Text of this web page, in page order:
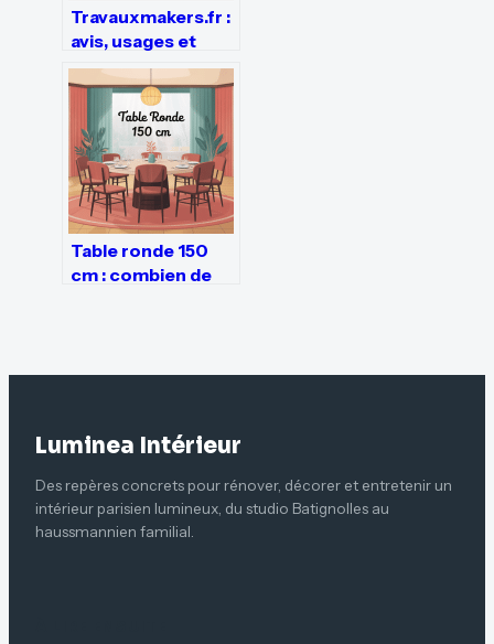
Travauxmakers.fr :
avis, usages et
alternatives pour
réussir vos
travaux
Table ronde 150
cm : combien de
Luminea Intérieur
Des repères concrets pour rénover, décorer et entretenir un
intérieur parisien lumineux, du studio Batignolles au
haussmannien familial.